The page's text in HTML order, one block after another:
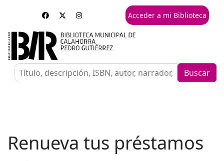
Acceder a mi Biblioteca
Buscar
Renueva tus préstamos